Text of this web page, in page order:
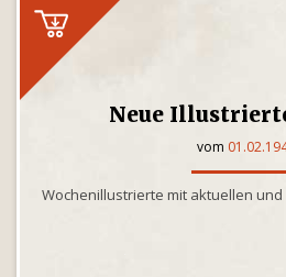
Neue
vom
Wochenillustrierte mit aktuellen